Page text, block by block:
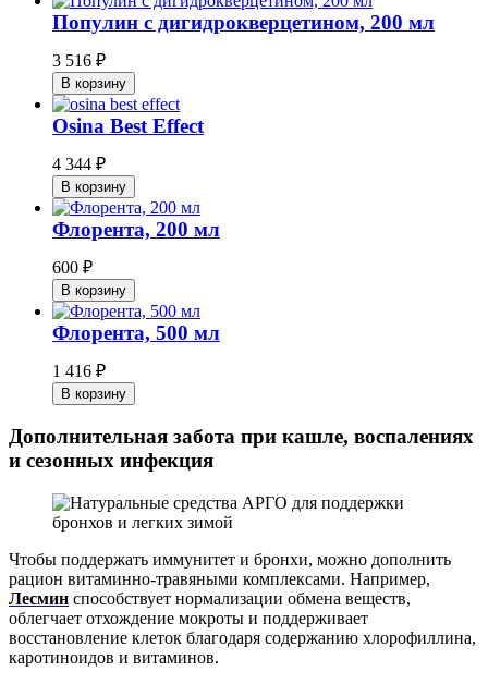
Популин с дигидрокверцетином, 200 мл
3 516 ₽
В корзину
Osina Best Effect
4 344 ₽
В корзину
Флорента, 200 мл
600 ₽
В корзину
Флорента, 500 мл
1 416 ₽
В корзину
Дополнительная забота при кашле, воспалениях
и сезонных инфекция
Чтобы поддержать иммунитет и бронхи, можно дополнить
рацион витаминно-травяными комплексами. Например,
Лесмин способствует нормализации обмена веществ,
облегчает отхождение мокроты и поддерживает
восстановление клеток благодаря содержанию хлорофиллина,
каротиноидов и витаминов.